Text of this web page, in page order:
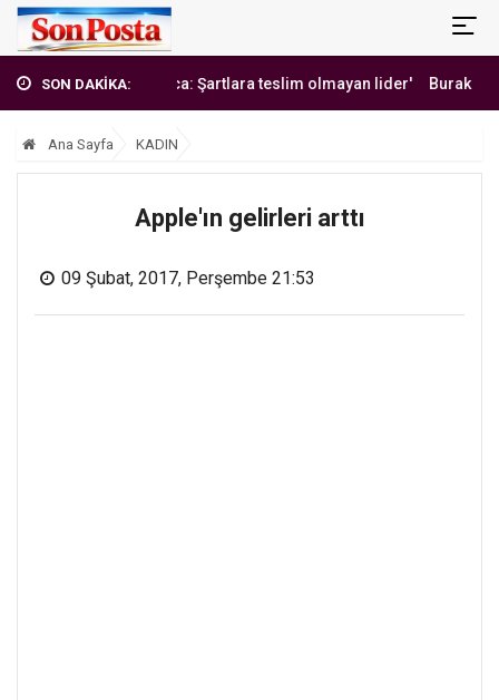
SON DAKİKA:
'Erbakan Hoca: Şartlara teslim olmayan lider' Burak
Ana Sayfa KADIN
Apple'ın gelirleri arttı
09 Şubat, 2017, Perşembe 21:53